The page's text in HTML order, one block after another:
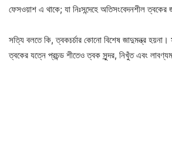
ফেসওয়াশ এ থাকে; যা নিঃসন্দেহে অতিসংবেদনশীল
সত্যি বলতে কি, ত্বকচর্চার কোনো বিশেষ জাদুমন্ত্র
ত্বকের যত্নে প্রচন্ড শীতেও ত্বক সুন্দর, নিখুঁত এবং